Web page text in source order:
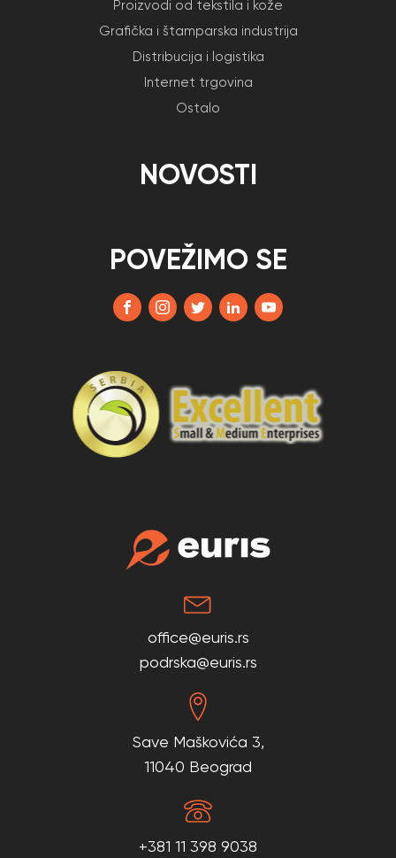
Proizvodi od tekstila i kože
Grafička i štamparska industrija
Distribucija i logistika
Internet trgovina
Ostalo
NOVOSTI
POVEŽIMO SE
office@euris.rs
podrska@euris.rs
Save Maškovića 3,
11040 Beograd
+381 11 398 9038